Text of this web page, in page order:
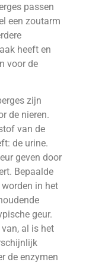
passen
een zoutarm
heeft en
voor de
zijn
de nieren.
van de
de urine.
geven door
Bepaalde
in het
geur.
al is het
de enzymen